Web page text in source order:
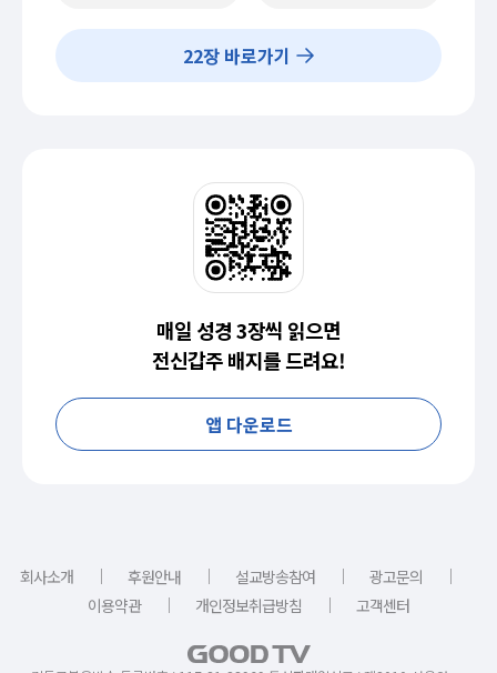
22장 바로가기
매일 성경 3장씩 읽으면
전신갑주 배지를 드려요!
앱 다운로드
회사소개 ｜ 후원안내 ｜ 설교방송참여 ｜ 광고문의
｜
이용약관
｜ 개인정보취급방침 ｜ 고객센터